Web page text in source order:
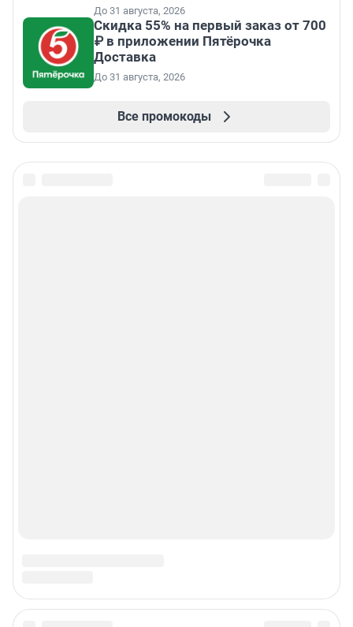
До 31 августа, 2026
Скидка 55% на первый заказ от 700
₽ в приложении Пятёрочка
Доставка
До 31 августа, 2026
Все промокоды